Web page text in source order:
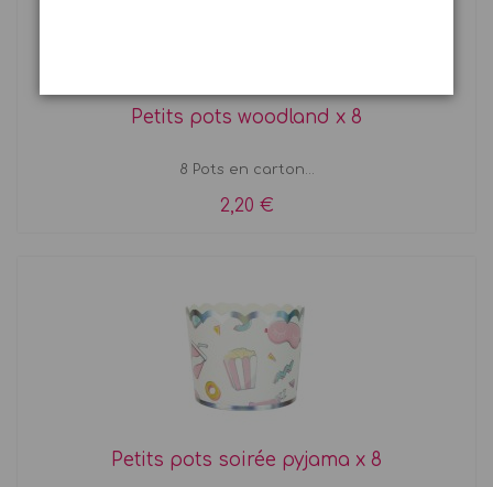
Petits pots woodland x 8
8 Pots en carton...
2,20 €
Petits pots soirée pyjama x 8